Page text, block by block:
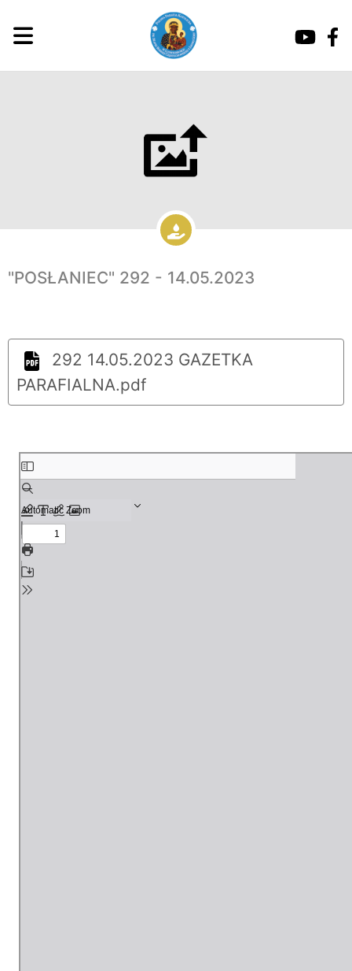
"POSŁANIEC" 292 - 14.05.2023
292 14.05.2023 GAZETKA
PARAFIALNA.pdf